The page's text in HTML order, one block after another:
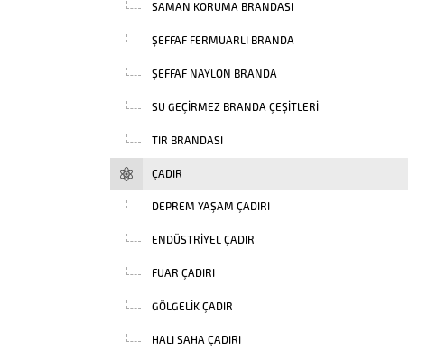
SAMAN KORUMA BRANDASI
ŞEFFAF FERMUARLI BRANDA
ŞEFFAF NAYLON BRANDA
SU GEÇIRMEZ BRANDA ÇEŞITLERI
TIR BRANDASI
ÇADIR
DEPREM YAŞAM ÇADIRI
ENDÜSTRIYEL ÇADIR
FUAR ÇADIRI
GÖLGELIK ÇADIR
HALI SAHA ÇADIRI